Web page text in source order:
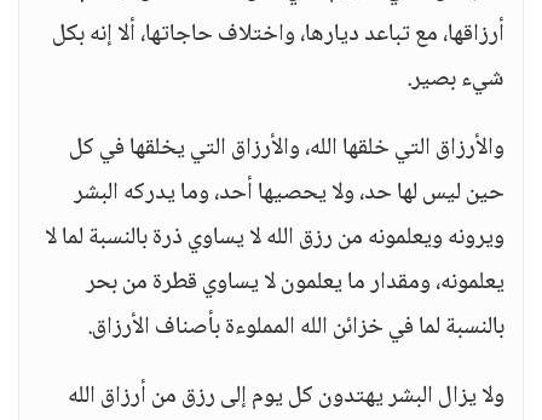
أرزاقها، مع تباعد ديارها، واختلاف حاجاتها، ألا إنه بكل
شيء بصير.
والأرزاق التي خلقها الله، والأرزاق التي يخلقها في كل
حين ليس لها حد، ولا يحصيها أحد، وما يدركه البشر
ويرونه ويعلمونه من رزق الله لا يساوي ذرة بالنسبة لما لا
يعلمونه، ومقدار ما يعلمون لا يساوي قطرة من بحر
بالنسبة لما في خزائن الله المملوءة بأصناف الأرزاق.
ولا يزال البشر يهتدون كل يوم إلى رزق من أرزاق الله